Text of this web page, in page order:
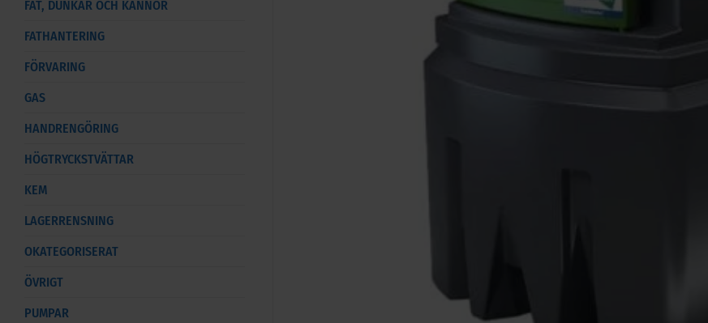
FAT, DUNKAR OCH KANNOR
FATHANTERING
FÖRVARING
GAS
HANDRENGÖRING
HÖGTRYCKSTVÄTTAR
KEM
LAGERRENSNING
OKATEGORISERAT
ÖVRIGT
PUMPAR